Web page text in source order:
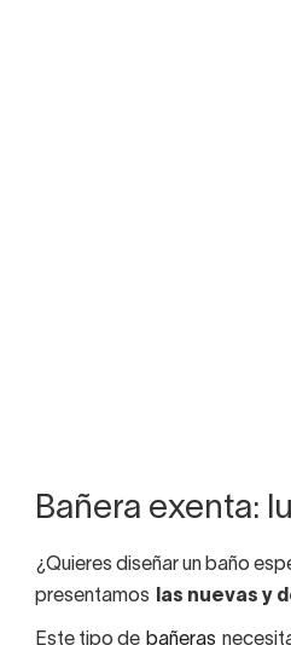
Bañera exenta:
¿Quieres diseñar un baño
presentamos
las nuevas y
Este tipo de bañeras